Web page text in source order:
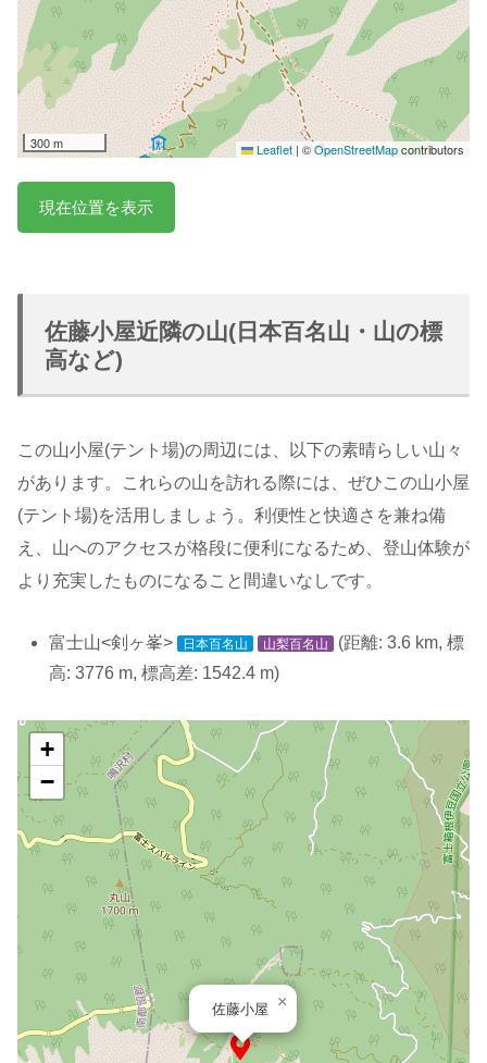
300 m Leaflet | ©OpenStreetMapcontributors
現在位置を表示
佐藤小屋近隣の山(日本百名山・山の標
高など)
この山小屋(テント場)の周辺には、以下の素晴らしい山々
があります。これらの山を訪れる際には、ぜひこの山小屋
(テント場)を活用しましょう。利便性と快適さを兼ね備
え、山へのアクセスが格段に便利になるため、登山体験が
より充実したものになること間違いなしです。
富士山<剣ヶ峯> 日本百名山 山梨百名山
(距離: 3.6 km, 標
高: 3776 m, 標高差: 1542.4 m)
佐藤小屋 ×
+
−